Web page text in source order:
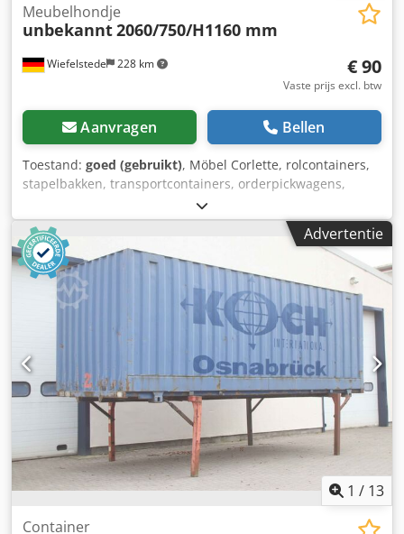
Wiefelstede 228 km
Meubelhondje
unbekannt2060/750/H1160 mm
€ 90
Vaste prijs excl. btw
Aanvragen Bellen
Toestand: goed (gebruikt), Möbel Corlette, rolcontainers,
stapelbakken, transportcontainers, orderpickwagens,
bankrollers, gestoffeerde garnituurwagens, rolwagens,
bekledingswagens -Breedte: 2060 mm -Diepte: 750-1020
mm -Hoogte: 1160 mm -Draagvermogen: ? -Zwenkwielen:
4x Dedpfx Acod Edfkohowa -Dankzij het klapsysteem
kunnen de wagens in elkaar worden geschoven om snel
ruimte te besparen -Aantal: 9 stuks beschikbaar -Prijs: per
stuk -Buitenafmetingen: 2060/750/H1160 mm -Eigen
gewicht: 23,5 kg
Advertentie
1 / 13
Container